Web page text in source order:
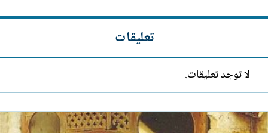
تعليقات
لا توجد تعليقات.